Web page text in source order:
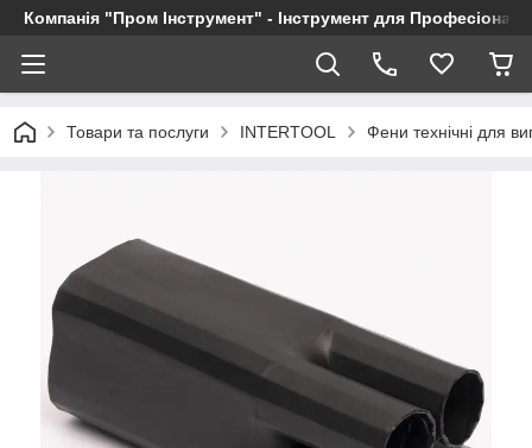
Компанія "Пром Інструмент" - Інструмент для
Товари та послуги INTERTOOL Фени технічні для